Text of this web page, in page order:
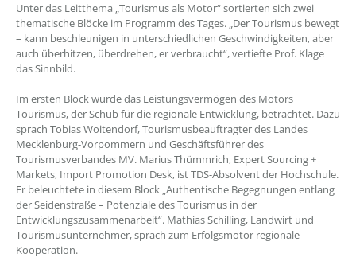
Unter das Leitthema „Tourismus als Motor“ sortierten sich zwei
thematische Blöcke im Programm des Tages. „Der Tourismus bewegt
– kann beschleunigen in unterschiedlichen Geschwindigkeiten, aber
auch überhitzen, überdrehen, er verbraucht“, vertiefte Prof. Klage
das Sinnbild.
Im ersten Block wurde das Leistungsvermögen des Motors
Tourismus, der Schub für die regionale Entwicklung, betrachtet. Dazu
sprach Tobias Woitendorf, Tourismusbeauftragter des Landes
Mecklenburg-Vorpommern und Geschäftsführer des
Tourismusverbandes MV. Marius Thümmrich, Expert Sourcing +
Markets, Import Promotion Desk, ist TDS-Absolvent der Hochschule.
Er beleuchtete in diesem Block „Authentische Begegnungen entlang
der Seidenstraße – Potenziale des Tourismus in der
Entwicklungszusammenarbeit“. Mathias Schilling, Landwirt und
Tourismusunternehmer, sprach zum Erfolgsmotor regionale
Kooperation.